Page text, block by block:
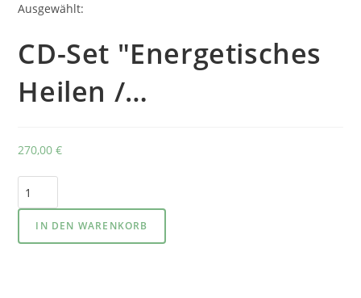
Ausgewählt:
CD-Set "Energetisches
Heilen /…
270,00€
IN DEN WARENKORB